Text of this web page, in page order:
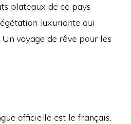
plateaux de ce pays
luxuriante qui
voyage de rêve pour les
officielle est le français,